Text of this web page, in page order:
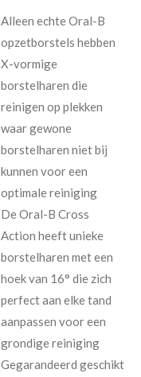
Alleen echte Oral-B
opzetborstels hebben
X-vormige
borstelharen die
reinigen op plekken
waar gewone
borstelharen niet bij
kunnen voor een
optimale reiniging
De Oral-B Cross
Action heeft unieke
borstelharen met een
hoek van 16° die zich
perfect aan elke tand
aanpassen voor een
grondige reiniging
Gegarandeerd geschikt